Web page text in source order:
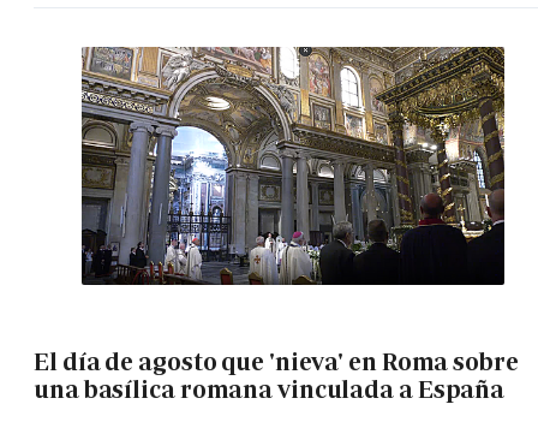
El día de agosto que 'nieva' en Roma sobre
una basílica romana vinculada a España